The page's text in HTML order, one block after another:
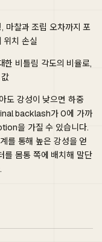
마찰과 조립 오차까지 포
위치 손실
한 비틀림 각도의 비율로,
도 강성이 낮으면 하중
backlash가 0에 가까
을 가질 수 있습니다.
를 통해 높은 강성을 얻
몸통 쪽에 배치해 말단